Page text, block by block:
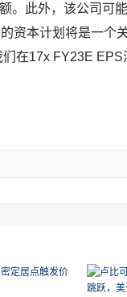
。此外，该公司可
资本计划将是一个
在17x FY23E